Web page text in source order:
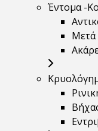
Έντομα -
Μετά